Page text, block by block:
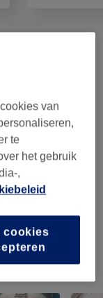
vanaf €10
vanaf €10
vanaf €20
van
te
het gebruik
,
cookies